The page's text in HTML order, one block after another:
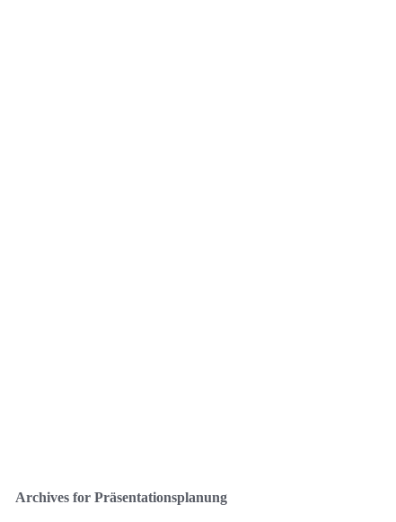
Archives for Präsentationsplanung